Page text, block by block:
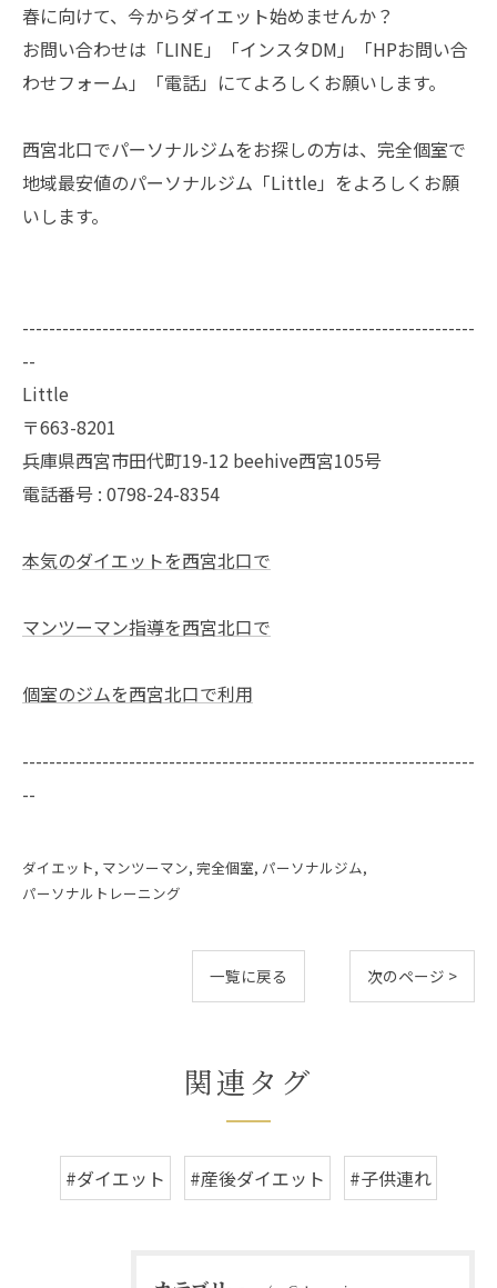
春に向けて、今からダイエット始めませんか？
お問い合わせは「LINE」「インスタDM」「HPお問い合
わせフォーム」「電話」にてよろしくお願いします。
西宮北口でパーソナルジムをお探しの方は、完全個室で
地域最安値のパーソナルジム「Little」をよろしくお願
いします。
--------------------------------------------------------------------
--
Little
〒663-8201
兵庫県西宮市田代町19-12 beehive西宮105号
電話番号 : 0798-24-8354
本気のダイエットを西宮北口で
マンツーマン指導を西宮北口で
個室のジムを西宮北口で利用
--------------------------------------------------------------------
--
ダイエット マンツーマン 完全個室 パーソナルジム
パーソナルトレーニング
一覧に戻る 次のページ >
関連タグ
#ダイエット #産後ダイエット #子供連れ